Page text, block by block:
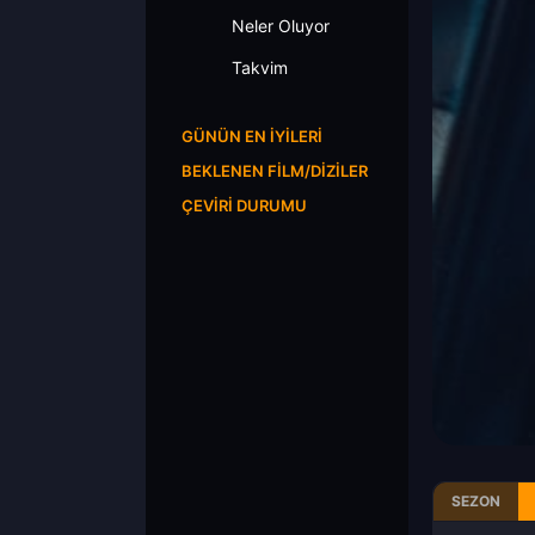
Neler Oluyor
Takvim
GÜNÜN EN İYILERI
BEKLENEN FILM/DIZILER
ÇEVIRI DURUMU
SEZON